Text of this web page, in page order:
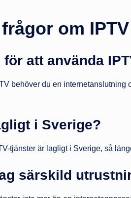
om
för att använda
behöver du en
i Sverige?
tjänster är lagligt i Sverige, så
särskild